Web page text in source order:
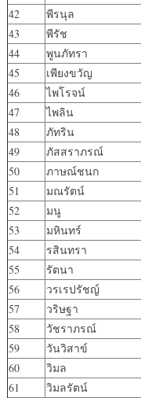
42
พีรนุล
43
พีรัช
44
พูนภัทรา
45
เพียงขวัญ
46
ไพโรจน์
47
ไพลิน
48
ภัทริน
49
ภัสสราภรณ์
50
ภาษณ์ชนก
51
มณรัตน์
52
มนู
53
มหินทร์
54
รสินทรา
55
รัตนา
56
วรเรปรัชญ์
57
วริษฐา
58
วัชราภรณ์
59
วันวิสาข์
60
วิมล
61
วิมลรัตน์